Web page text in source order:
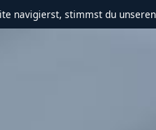
navigierst, stimmst du